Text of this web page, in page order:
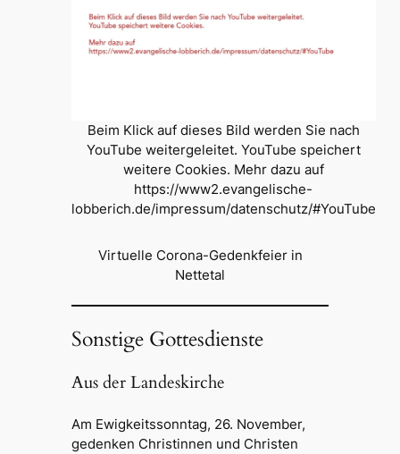
Beim Klick auf dieses Bild werden Sie nach
YouTube weitergeleitet. YouTube speichert
weitere Cookies. Mehr dazu auf
https://www2.evangelische-
lobberich.de/impressum/datenschutz/#YouTube
Virtuelle Corona-Gedenkfeier in
Nettetal
Sonstige Gottesdienste
Aus der Landeskirche
Am Ewigkeitssonntag, 26. November,
gedenken Christinnen und Christen